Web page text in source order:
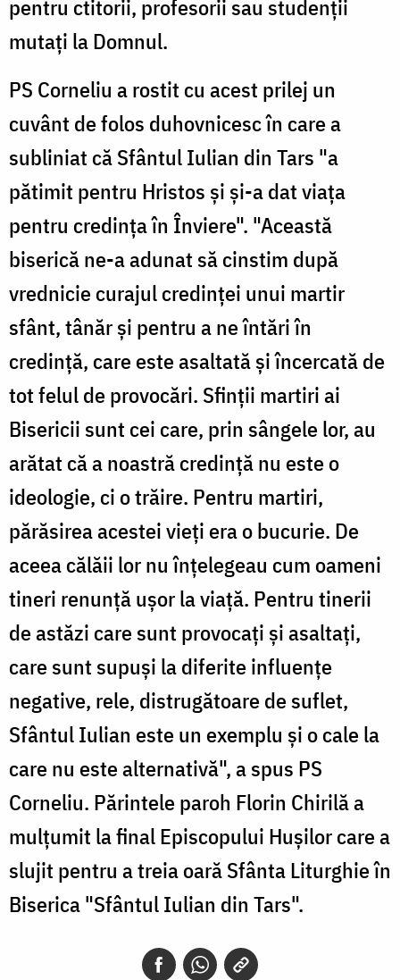
pentru ctitorii, profesorii sau studenţii
mutaţi la Domnul.
PS Corneliu a rostit cu acest prilej un
cuvânt de folos duhovnicesc în care a
subliniat că Sfântul Iulian din Tars "a
pătimit pentru Hristos şi şi-a dat viaţa
pentru credinţa în Înviere". "Această
biserică ne-a adunat să cinstim după
vrednicie curajul credinţei unui martir
sfânt, tânăr şi pentru a ne întări în
credinţă, care este asaltată şi încercată de
tot felul de provocări. Sfinţii martiri ai
Bisericii sunt cei care, prin sângele lor, au
arătat că a noastră credinţă nu este o
ideologie, ci o trăire. Pentru martiri,
părăsirea acestei vieţi era o bucurie. De
aceea călăii lor nu înţelegeau cum oameni
tineri renunţă uşor la viaţă. Pentru tinerii
de astăzi care sunt provocaţi şi asaltaţi,
care sunt supuşi la diferite influenţe
negative, rele, distrugătoare de suflet,
Sfântul Iulian este un exemplu şi o cale la
care nu este alternativă", a spus PS
Corneliu. Părintele paroh Florin Chirilă a
mulţumit la final Episcopului Huşilor care a
slujit pentru a treia oară Sfânta Liturghie în
Biserica "Sfântul Iulian din Tars".